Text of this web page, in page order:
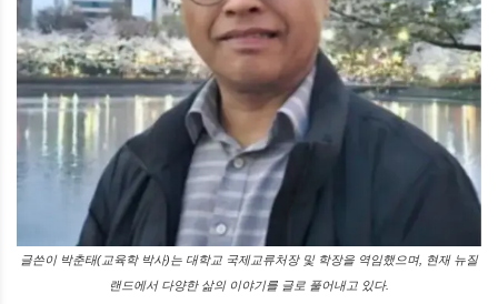
글쓴이 박춘태(교육학 박사)는 대학교 국제교류처장 및 학장을 역임했으며, 현재 뉴질
랜드에서 다양한 삶의 이야기를 글로 풀어내고 있다.